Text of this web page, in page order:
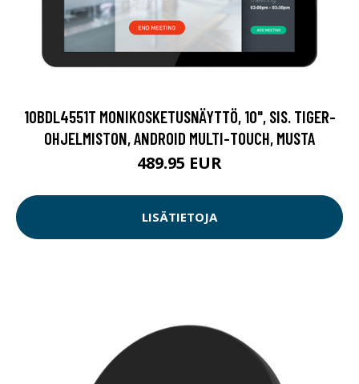
10BDL4551T MONIKOSKETUSNÄYTTÖ, 10", SIS. TIGER-
OHJELMISTON, ANDROID MULTI-TOUCH, MUSTA
489.95 EUR
LISÄTIETOJA